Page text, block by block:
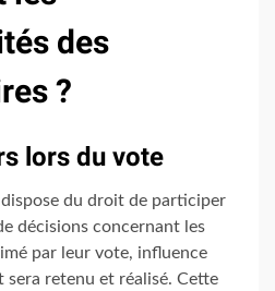
des
?
lors du vote
du droit de participer
décisions concernant les
par leur vote, influence
retenu et réalisé. Cette